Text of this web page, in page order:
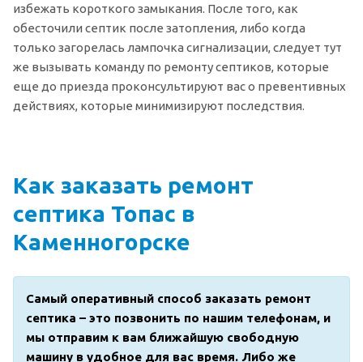
избежать короткого замыкания. После того, как
обесточили септик после затопления, либо когда
только загорелась лампочка сигнализации, следует тут
же вызывать команду по ремонту септиков, которые
еще до приезда проконсультируют вас о превентивных
действиях, которые минимизируют последствия.
Как заказать ремонт
септика Топас в
Каменногорске
Самый оперативный способ заказать ремонт
септика – это позвонить по нашим телефонам, и
мы отправим к вам ближайшую свободную
машину в удобное для вас время. Либо же